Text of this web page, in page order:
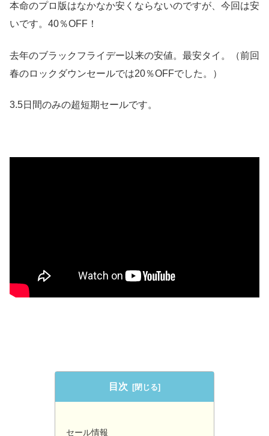
本命のプロ版はなかなか安くならないのですが、今回は安
いです。40％OFF！
去年のブラックフライデー以来の安値。最安タイ。（前回
春のロックダウンセールでは20％OFFでした。）
3.5日間のみの超短期セールです。
目次
セール情報